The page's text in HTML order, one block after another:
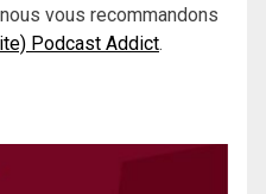
vous recommandons
Podcast Addict.